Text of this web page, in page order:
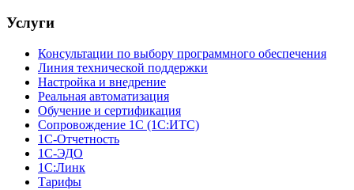
Услуги
Консультации по выбору программного обеспечения
Линия технической поддержки
Настройка и внедрение
Реальная автоматизация
Обучение и сертификация
Сопровождение 1С (1С:ИТС)
1С-Отчетность
1С-ЭДО
1С:Линк
Тарифы